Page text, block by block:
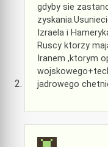
gdyby sie
Izraela i
Ruscy ktorzy
Iranem ,ktorym
jadrowego